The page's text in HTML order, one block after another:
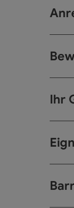
Ihr